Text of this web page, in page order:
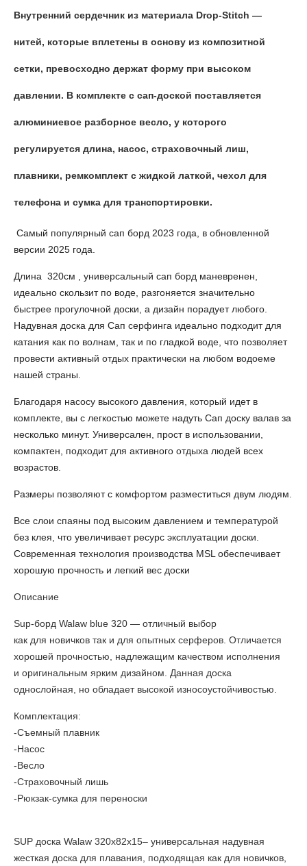
Внутренний сердечник из материала Drop-Stitch —
нитей, которые вплетены в основу из композитной
сетки, превосходно держат форму при высоком
давлении. В комплекте с сап-доской поставляется
алюминиевое разборное весло, у которого
регулируется длина, насос, страховочный лиш,
плавники, ремкомплект с жидкой латкой, чехол для
телефона и сумка для транспортировки.
Самый популярный сап борд 2023 года, в обновленной
версии 2025 года.
Длина 320см , универсальный сап борд маневренен,
идеально скользит по воде, разгоняется значительно
быстрее прогулочной доски, а дизайн порадует любого.
Надувная доска для Сап серфинга идеально подходит для
катания как по волнам, так и по гладкой воде, что позволяет
провести активный отдых практически на любом водоеме
нашей страны.
Благодаря насосу высокого давления, который идет в
комплекте, вы с легкостью можете надуть Сап доску валав за
несколько минут. Универсален, прост в использовании,
компактен, подходит для активного отдыха людей всех
возрастов.
Размеры позволяют с комфортом разместиться двум людям.
Все слои спаяны под высоким давлением и температурой
без клея, что увеличивает ресурс эксплуатации доски.
Современная технология производства MSL обеспечивает
хорошую прочность и легкий вес доски
Описание
Sup-борд Walaw blue 320 — отличный выбор
как для новичков так и для опытных серферов. Отличается
хорошей прочностью, надлежащим качеством исполнения
и оригинальным ярким дизайном. Данная доска
однослойная, но обладает высокой износоустойчивостью.
Комплектация:
-Съемный плавник
-Насос
-Весло
-Страховочный лишь
-Рюкзак-сумка для переноски
SUP доска Walaw 320х82х15– универсальная надувная
жесткая доска для плавания, подходящая как для новичков,